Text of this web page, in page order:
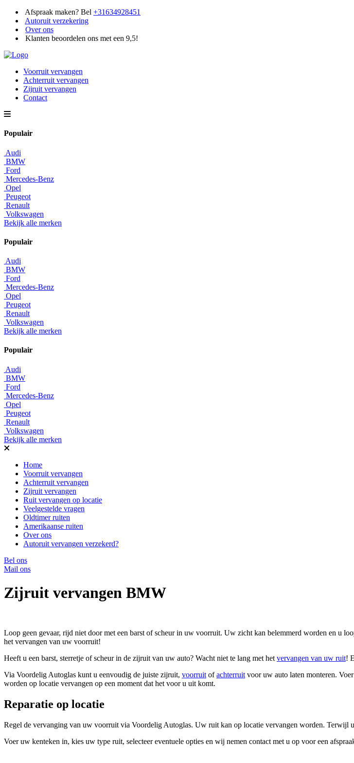
Afspraak maken? Bel +31634928451
Autoruit verzekering
Over ons
Klanten beoordelen ons met een 9,5!
Voorruit vervangen
Achterruit vervangen
Zijruit vervangen
Contact
Populair
Audi
BMW
Ford
Mercedes-Benz
Opel
Peugeot
Renault
Volkswagen
Bekijk alle merken
Populair
Audi
BMW
Ford
Mercedes-Benz
Opel
Peugeot
Renault
Volkswagen
Bekijk alle merken
Populair
Audi
BMW
Ford
Mercedes-Benz
Opel
Peugeot
Renault
Volkswagen
Bekijk alle merken
Home
Voorruit vervangen
Achterruit vervangen
Zijruit vervangen
Ruit vervangen op locatie
Veelgestelde vragen
Oldtimer ruiten
Amerikaanse ruiten
Over ons
Autoruit vervangen verzekerd?
Bel ons
Mail ons
Zijruit vervangen BMW
Loop geen gevaar, rijd niet door met een barst of scheur in uw voorruit. Uw zicht kan belemmerd worden en u
het vervangen van uw voorruit!
Heeft u een barst, sterretje of scheur in de zijruit van uw auto? Wacht niet te lang met hetvervangen van uw ruit!
Via Voordelig Autoglas kunt u eenvoudig de juiste zijruit, voorruitofachterruitvoor uw auto laten monteren.
worden op locatie vervangen op een moment dat het voor u uit komt.
Reparatie op locatie
Regel de vervanging van uw voorruit via Voordelig Autoglas. Uw ruit kan op locatie vervangen worden. Terwijl
Voer uw kenteken in, kies uw type ruit, selecteer eventuele opties en wij nemen contact met u op voor een